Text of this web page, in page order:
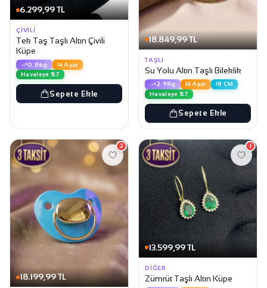
6.299,99 TL
ÇIVILI
Tek Taş Taşlı Altın Çivili
Küpe
0.86g
14 Ayar
Havaleye %7
Sepete Ekle
18.849,99 TL
TAŞLI
Su Yolu Altın Taşlı Bileklik
2.98g 14 Ayar
18 CM
Havaleye %7
Sepete Ekle
18.199,99 TL
2
13.599,99 TL
1
DIĞER
Zümrüt Taşlı Altın Küpe